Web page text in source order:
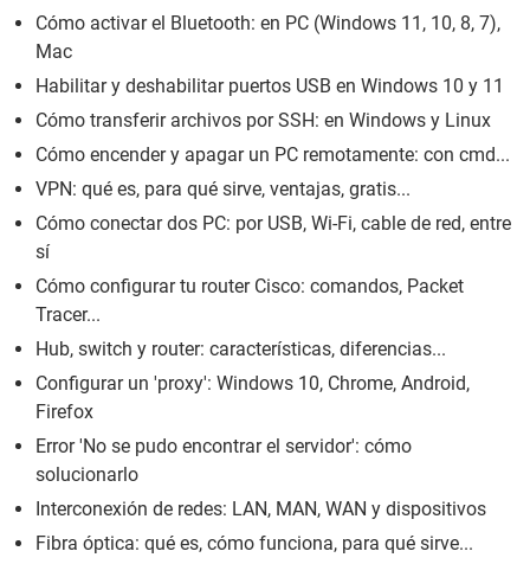
Cómo activar el Bluetooth: en PC (Windows 11, 10, 8, 7),
Mac
Habilitar y deshabilitar puertos USB en Windows 10 y 11
Cómo transferir archivos por SSH: en Windows y Linux
Cómo encender y apagar un PC remotamente: con cmd...
VPN: qué es, para qué sirve, ventajas, gratis...
Cómo conectar dos PC: por USB, Wi-Fi, cable de red, entre
sí
Cómo configurar tu router Cisco: comandos, Packet
Tracer...
Hub, switch y router: características, diferencias...
Configurar un 'proxy': Windows 10, Chrome, Android,
Firefox
Error 'No se pudo encontrar el servidor': cómo
solucionarlo
Interconexión de redes: LAN, MAN, WAN y dispositivos
Fibra óptica: qué es, cómo funciona, para qué sirve...